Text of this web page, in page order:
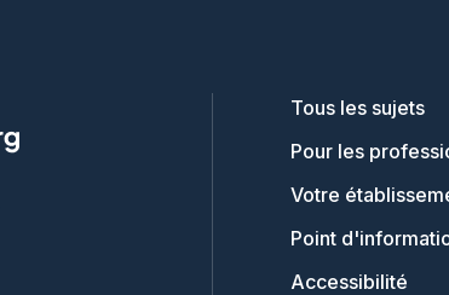
Tous les sujets
Pour les
Votre
Point
Accessibilité